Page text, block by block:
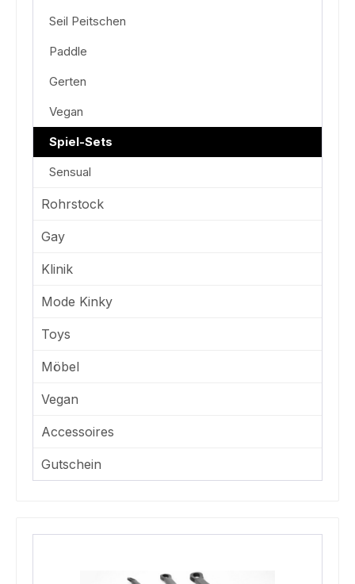
Seil Peitschen
Paddle
Gerten
Vegan
Spiel-Sets
Sensual
Rohrstock
Gay
Klinik
Mode Kinky
Toys
Möbel
Vegan
Accessoires
Gutschein